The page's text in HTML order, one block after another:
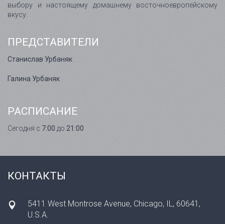
выбору и настоящему домашнему восточноевропейскому
вкусу.
ПРЕДСТАВИТЕЛИ
Станислав Урбаняк
Галина Урбаняк
РАСПИСАНИЕ
Сегодня с 7:00 до 21:00
КОНТАКТЫ
5411 West Montrose Avenue, Chicago, IL, 60641,
U.S.A.